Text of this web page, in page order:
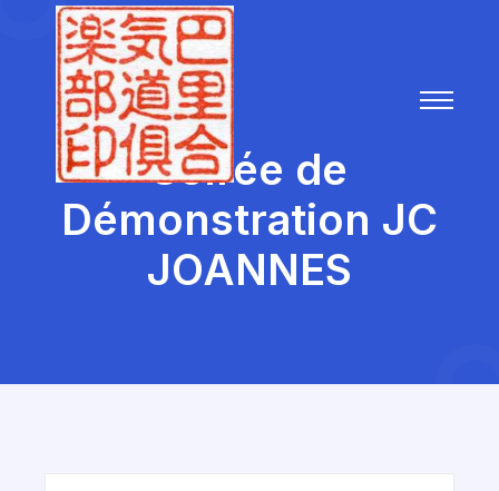
Soirée de
Démonstration JC
JOANNES